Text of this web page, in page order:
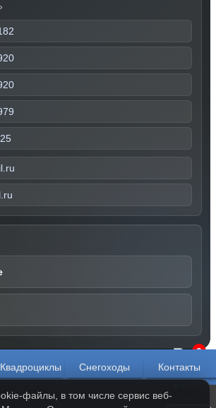
Квадроциклы Снегоходы Контакты
0
файлы, в том числе сервис веб-